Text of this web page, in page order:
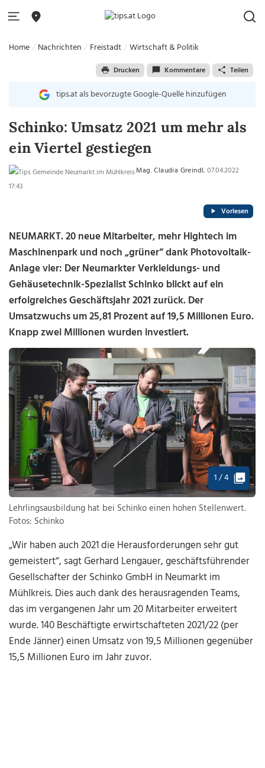
Home Nachrichten Freistadt Wirtschaft & Politik
Drucken Kommentare Teilen
tips.at als bevorzugte Google-Quelle hinzufügen
Schinko: Umsatz 2021 um mehr als
ein Viertel gestiegen
Mag. Claudia Greindl, 07.04.2022
17:43
Vorlesen
NEUMARKT. 20 neue Mitarbeiter, mehr Hightech im
Maschinenpark und noch „grüner“ dank Photovoltaik-
Anlage vier: Der Neumarkter Verkleidungs- und
Gehäusetechnik-Spezialist Schinko blickt auf ein
erfolgreiches Geschäftsjahr 2021 zurück. Der
Umsatzwuchs um 25,81 Prozent auf 19,5 Millionen Euro.
Knapp zwei Millionen wurden investiert.
1 / 4
Lehrlingsausbildung hat bei Schinko einen hohen Stellenwert.
Fotos: Schinko
„Wir haben auch 2021 die Herausforderungen sehr gut
gemeistert“, sagt Gerhard Lengauer, geschäftsführender
Gesellschafter der Schinko GmbH in Neumarkt im
Mühlkreis. Dies auch dank des herausragenden Teams,
das im vergangenen Jahr um 20 Mitarbeiter erweitert
wurde. 140 Beschäftigte erwirtschafteten 2021/22 (per
Ende Jänner) einen Umsatz von 19,5 Millionen gegenüber
15,5 Millionen Euro im Jahr zuvor.